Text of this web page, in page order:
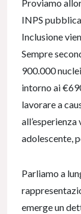
Proviamo
INPS
Inclusione
Sempre
900.000
intorno ai
lavorare a
adolescente,
Parliamo a
emerge un